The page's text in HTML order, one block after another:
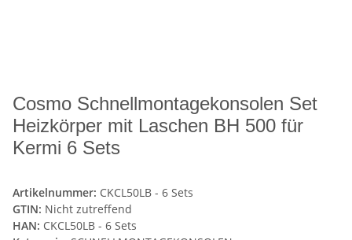
Cosmo Schnellmontagekonsolen Set
Heizkörper mit Laschen BH 500 für
Kermi 6 Sets
Artikelnummer: CKCL50LB - 6 Sets
GTIN: Nicht zutreffend
HAN: CKCL50LB - 6 Sets